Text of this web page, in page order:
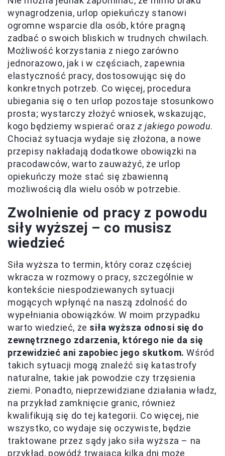
wynagrodzenia, urlop opiekuńczy stanowi
ogromne wsparcie dla osób, które pragną
zadbać o swoich bliskich w trudnych chwilach.
Możliwość korzystania z niego zarówno
jednorazowo, jak i w częściach, zapewnia
elastyczność pracy, dostosowując się do
konkretnych potrzeb. Co więcej, procedura
ubiegania się o ten urlop pozostaje stosunkowo
prosta; wystarczy złożyć wniosek, wskazując,
kogo będziemy wspierać oraz z jakiego powodu.
Chociaż sytuacja wydaje się złożona, a nowe
przepisy nakładają dodatkowe obowiązki na
pracodawców, warto zauważyć, że urlop
opiekuńczy może stać się zbawienną
możliwością dla wielu osób w potrzebie.
Zwolnienie od pracy z powodu
siły wyższej – co musisz
wiedzieć
Siła wyższa to termin, który coraz częściej
wkracza w rozmowy o pracy, szczególnie w
kontekście niespodziewanych sytuacji
mogących wpłynąć na naszą zdolność do
wypełniania obowiązków. W moim przypadku
warto wiedzieć, że siła wyższa odnosi się do
zewnętrznego zdarzenia, którego nie da się
przewidzieć ani zapobiec jego skutkom. Wśród
takich sytuacji mogą znaleźć się katastrofy
naturalne, takie jak powodzie czy trzęsienia
ziemi. Ponadto, nieprzewidziane działania władz,
na przykład zamknięcie granic, również
kwalifikują się do tej kategorii. Co więcej, nie
wszystko, co wydaje się oczywiste, będzie
traktowane przez sądy jako siła wyższa – na
przykład, powódź trwająca kilka dni może